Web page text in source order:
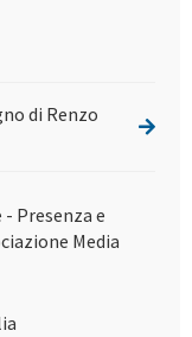
di Renzo
Presenza e
Media